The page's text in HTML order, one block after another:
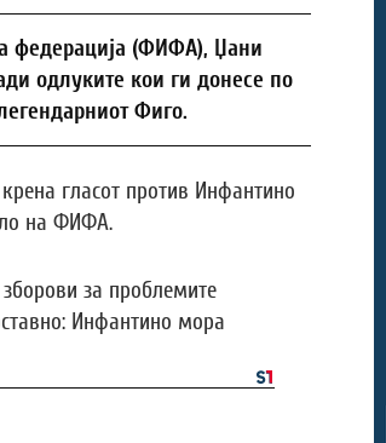
федерација (ФИФА), Џани
одлуките кои ги донесе по
Фиго.
гласот против Инфантино
на ФИФА.
за проблемите
Инфантино мора